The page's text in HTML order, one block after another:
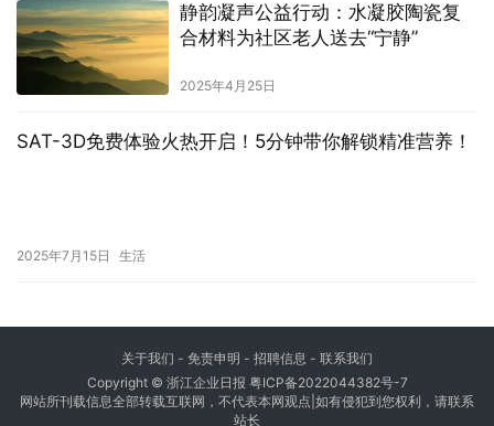
静韵凝声公益行动：水凝胶陶瓷复
合材料为社区老人送去“宁静”
2025年4月25日
SAT-3D免费体验火热开启！5分钟带你解锁精准营养！
2025年7月15日 生活
关于我们 - 免责申明 - 招聘信息 - 联系我们
Copyright © 浙江企业日报 粤ICP备2022044382号-7
网站所刊载信息全部转载互联网，不代表本网观点|如有侵犯到您权利，请联系
站长